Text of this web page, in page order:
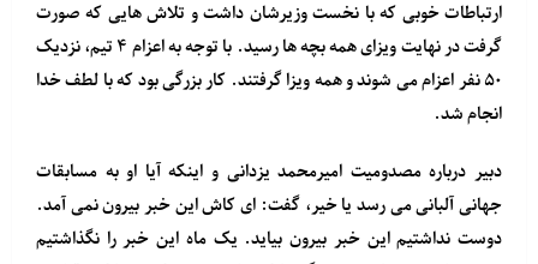
ارتباطات خوبی که با نخست وزیرشان داشت و تلاش هایی که صورت
گرفت در نهایت ویزای همه بچه ها رسید. با توجه به اعزام ۴ تیم، نزدیک
۵۰ نفر اعزام می شوند و همه ویزا گرفتند. کار بزرگی بود که با لطف خدا
انجام شد.
دبیر درباره مصدومیت امیرمحمد یزدانی و اینکه آیا او به مسابقات
جهانی آلبانی می رسد یا خیر، گفت: ای کاش این خبر بیرون نمی آمد.
دوست نداشتیم این خبر بیرون بیاید. یک ماه این خبر را نگذاشتیم